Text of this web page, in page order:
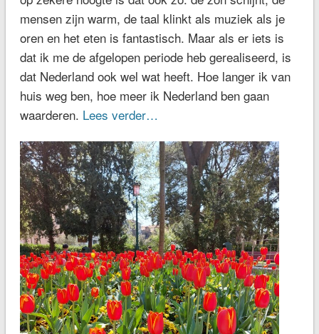
mensen zijn warm, de taal klinkt als muziek als je
oren en het eten is fantastisch. Maar als er iets is
dat ik me de afgelopen periode heb gerealiseerd, is
dat Nederland ook wel wat heeft. Hoe langer ik van
huis weg ben, hoe meer ik Nederland ben gaan
waarderen. Lees verder…